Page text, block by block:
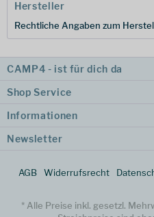
Hersteller
Rechtliche Angaben zum
CAMP4 - ist für dich da
Shop Service
Informationen
Newsletter
AGB Widerrufsrecht
* Alle Preise inkl. gesetzl.